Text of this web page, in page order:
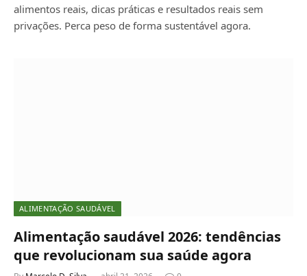
alimentos reais, dicas práticas e resultados reais sem
privações. Perca peso de forma sustentável agora.
ALIMENTAÇÃO SAUDÁVEL
Alimentação saudável 2026: tendências
que revolucionam sua saúde agora